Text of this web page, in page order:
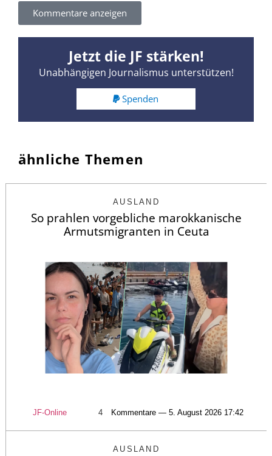
Kommentare anzeigen
Jetzt die JF stärken!
Unabhängigen Journalismus unterstützen!
Spenden
ähnliche Themen
AUSLAND
So prahlen vorgebliche marokkanische
Armutsmigranten in Ceuta
JF-Online 4 Kommentare — 5. August 2026 17:42
AUSLAND